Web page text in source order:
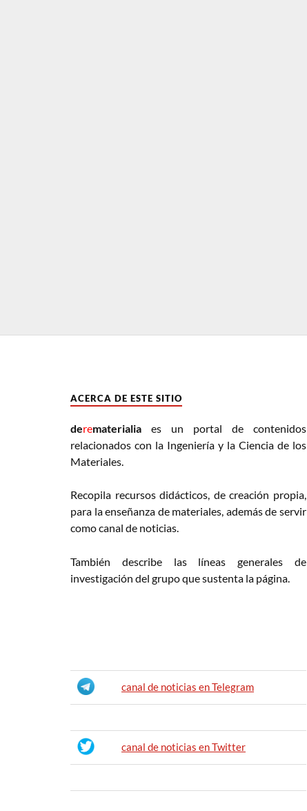
ACERCA DE ESTE SITIO
derematerialia es un portal de contenidos
relacionados con la Ingeniería y la Ciencia de los
Materiales.
Recopila recursos didácticos, de creación propia,
para la enseñanza de materiales, además de servir
como canal de noticias.
También describe las líneas generales de
investigación del grupo que sustenta la página.
canal de noticias en Telegram
canal de noticias en Twitter